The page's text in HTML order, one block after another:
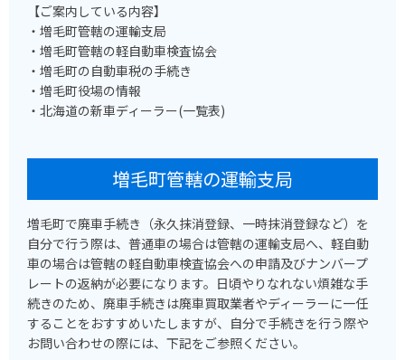
【ご案内している内容】
・増毛町管轄の運輸支局
・増毛町管轄の軽自動車検査協会
・増毛町の自動車税の手続き
・増毛町役場の情報
・北海道の新車ディーラー(一覧表)
増毛町管轄の運輸支局
増毛町で廃車手続き（永久抹消登録、一時抹消登録など）を
自分で行う際は、普通車の場合は管轄の運輸支局へ、軽自動
車の場合は管轄の軽自動車検査協会への申請及びナンバープ
レートの返納が必要になります。日頃やりなれない煩雑な手
続きのため、廃車手続きは廃車買取業者やディーラーに一任
することをおすすめいたしますが、自分で手続きを行う際や
お問い合わせの際には、下記をご参照ください。